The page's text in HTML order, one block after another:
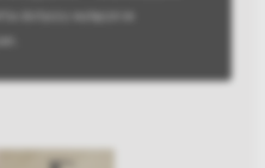
dotyczy wyłącznie